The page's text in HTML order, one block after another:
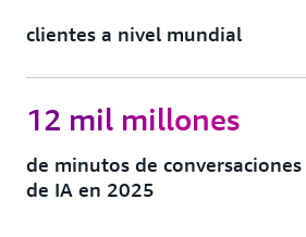
clientes a nivel mundial
12 mil millones
de minutos de
de IA en 2025